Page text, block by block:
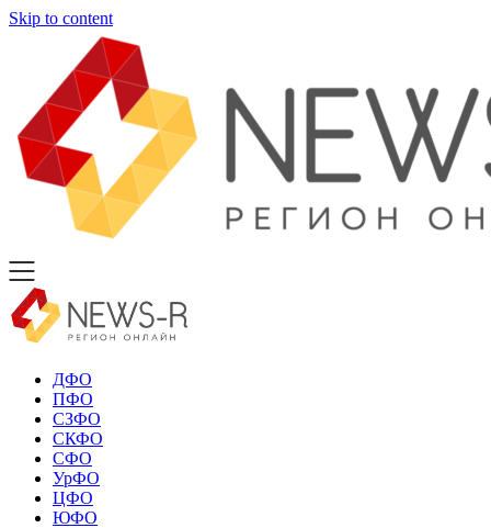
Skip to content
ДФО
ПФО
СЗФО
СКФО
СФО
УрФО
ЦФО
ЮФО